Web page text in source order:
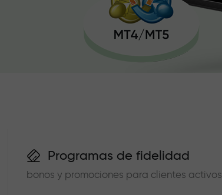
Programas de fidelidad
bonos y promociones para clientes activos